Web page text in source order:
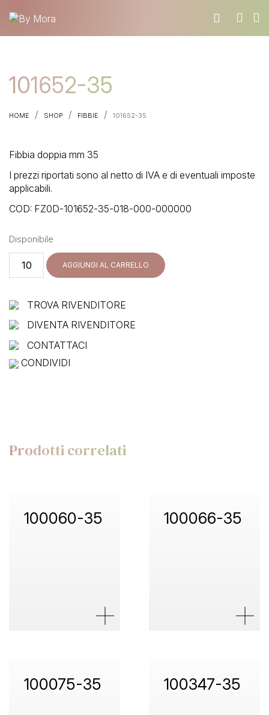
MATERIALI
TROVA UN RIVENDITORE
RICHIEDI IL CATALOGO
101652-35
HOME / SHOP / FIBBIE / 101652-35
Fibbia doppia mm 35
I prezzi riportati sono al netto di IVA e di eventuali imposte
applicabili.
COD: FZ0D-101652-35-018-000-000000
Disponibile
101652-
AGGIUNGI AL CARRELLO
TROVA RIVENDITORE
DIVENTA RIVENDITORE
CONTATTACI
CONDIVIDI
Prodotti correlati
100060-35 100066-35
100075-35 100347-35